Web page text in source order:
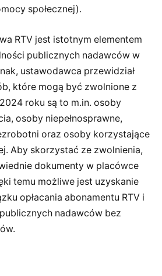
społecznej).
RTV jest istotnym elementem
publicznych nadawców w
ustawodawca przewidział
które mogą być zwolnione z
roku są to m.in. osoby
osoby niepełnosprawne,
oraz osoby korzystające
Aby skorzystać ze zwolnienia,
dokumenty w placówce
temu możliwe jest uzyskanie
opłacania abonamentu RTV i
nadawców bez